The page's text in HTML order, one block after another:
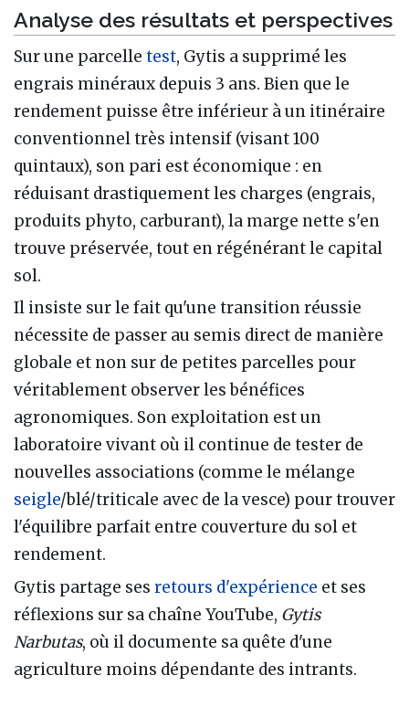
Analyse des résultats et perspectives
Sur une parcelle test, Gytis a supprimé les
engrais minéraux depuis 3 ans. Bien que le
rendement puisse être inférieur à un itinéraire
conventionnel très intensif (visant 100
quintaux), son pari est économique : en
réduisant drastiquement les charges (engrais,
produits phyto, carburant), la marge nette s'en
trouve préservée, tout en régénérant le capital
sol.
Il insiste sur le fait qu'une transition réussie
nécessite de passer au semis direct de manière
globale et non sur de petites parcelles pour
véritablement observer les bénéfices
agronomiques. Son exploitation est un
laboratoire vivant où il continue de tester de
nouvelles associations (comme le mélange
seigle/blé/triticale avec de la vesce) pour trouver
l'équilibre parfait entre couverture du sol et
rendement.
Gytis partage ses retours d'expérience et ses
réflexions sur sa chaîne YouTube, Gytis
Narbutas, où il documente sa quête d'une
agriculture moins dépendante des intrants.